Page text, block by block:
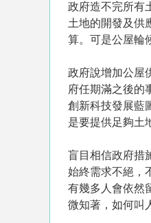
政府造不完所有
土地的開發及供
算。可是公屋輪
政府說增加公屋
府任期滿之後的
創新科技發展藍
是要提供足夠土
盲目相信政府措
始終需求不絕，
有幾多人會依然
微知著，如何叫